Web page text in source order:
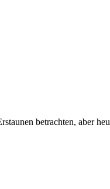
betrachten, aber